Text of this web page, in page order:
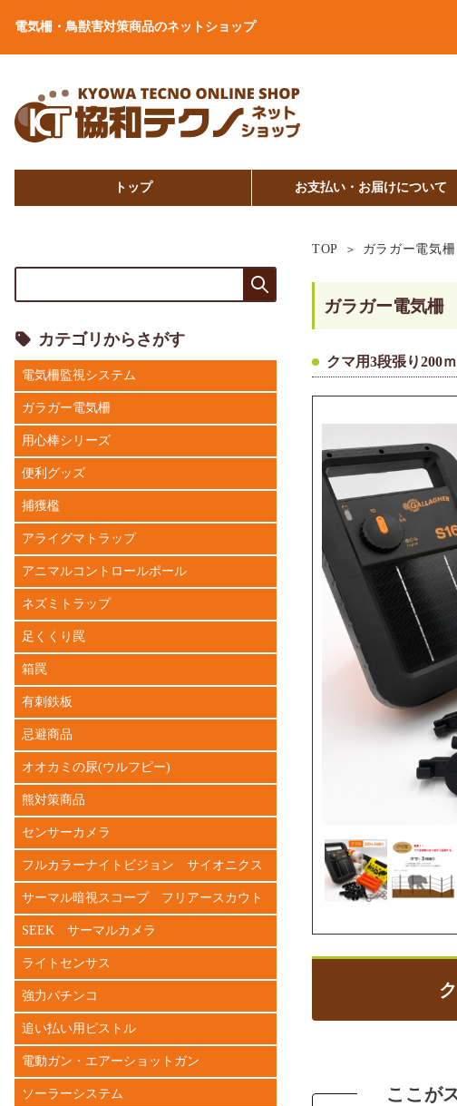
電気柵・鳥獣害対策商品のネットショップ
トップ お支払い・お届けについて
TOP ガラガー電気柵
ガラガー電気柵
クマ用3段張り200
カテゴリからさがす
電気柵監視システム
ガラガー電気柵
用心棒シリーズ
便利グッズ
捕獲檻
アライグマトラップ
アニマルコントロールポール
ネズミトラップ
足くくり罠
箱罠
有刺鉄板
忌避商品
オオカミの尿(ウルフピー)
熊対策商品
センサーカメラ
フルカラーナイトビジョン サイオニクス
サーマル暗視スコープ フリアースカウト
SEEK サーマルカメラ
ライトセンサス
強力パチンコ
追い払い用ピストル
電動ガン・エアーショットガン
ソーラーシステム